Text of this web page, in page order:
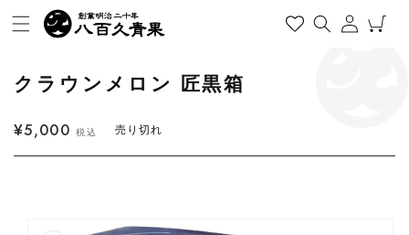
ンテンツに進む ログイン
カート
クラウンメロン 匠黒箱
通常価格
¥5,000税込 売り切れ